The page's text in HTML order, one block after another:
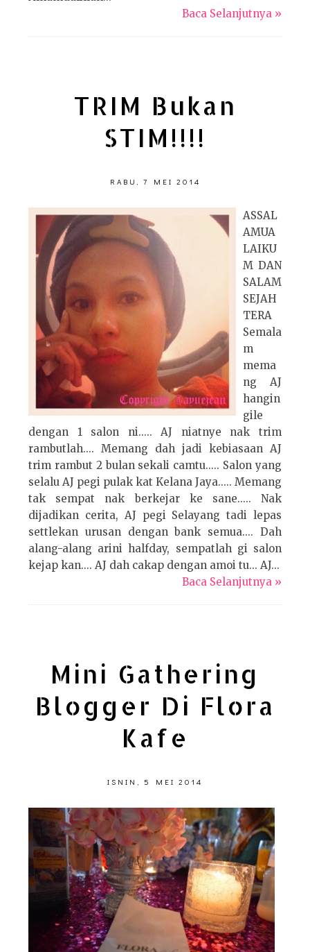
Baca Selanjutnya »
TRIM Bukan
STIM!!!!
RABU, 7 MEI 2014
ASSAL
AMUA
LAIKU
M DAN
SALAM
SEJAH
TERA
Semala
m
mema
ng AJ
hangin
gile
dengan 1 salon ni..... AJ niatnye nak trim
rambutlah.... Memang dah jadi kebiasaan AJ
trim rambut 2 bulan sekali camtu..... Salon yang
selalu AJ pegi pulak kat Kelana Jaya..... Memang
tak sempat nak berkejar ke sane..... Nak
dijadikan cerita, AJ pegi Selayang tadi lepas
settlekan urusan dengan bank semua.... Dah
alang-alang arini halfday, sempatlah gi salon
kejap kan.... AJ dah cakap dengan amoi tu... AJ...
Baca Selanjutnya »
Mini Gathering
Blogger Di Flora
Kafe
ISNIN, 5 MEI 2014